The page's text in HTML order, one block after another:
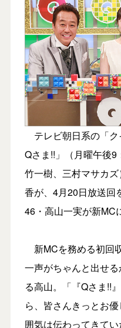
テレビ朝日系の「
Qさま!!」（月曜午後
竹一樹、三村マサカ
香が、4月20日放送回
46・高山一実が新MC
新MCを務める初回
一声がちゃんと出せ
る高山。「『Qさま!!
ら、皆さんきっとお
囲気は伝わってきて